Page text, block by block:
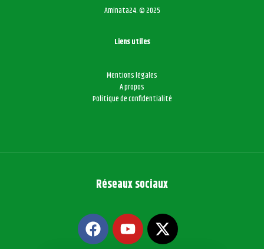
Réseaux sociaux
Aminata24. © 2025
Liens utiles
Mentions légales
A propos
Politique de confidentialité